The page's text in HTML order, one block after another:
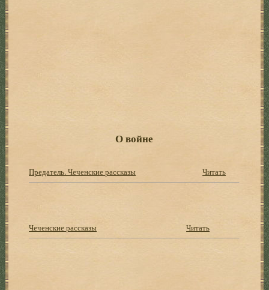
О войне
Предатель. Чеченские рассказы Читать
Чеченские рассказы Читать